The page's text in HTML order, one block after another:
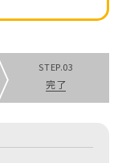
STEP.03
完了